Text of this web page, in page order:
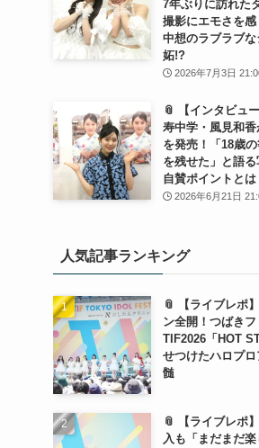
7年ぶりに訪れた
撮影にエモさを感
中想のラブラブ
妬!?
2026年7月3日
📎 【インタビュ
寿中学・風見和
を発売！「18歳
を残せた」と語
自賛ポイントとは
2026年6月21日
人気記事ランキング
📎 【ライブレポ
ン全開！つばき
TIF2026「HOT
せつけたハロプ
髄
📎 【ライブレポ
入も「まだまだ